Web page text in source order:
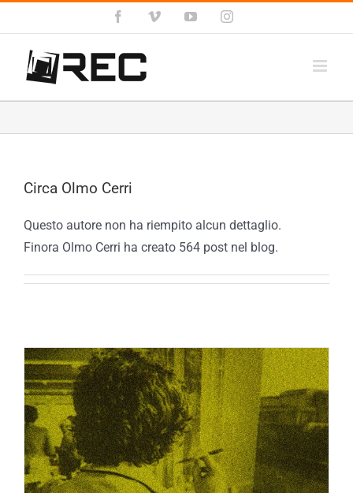
al
contenuto
FacebookVimeo YouTubeInstagram
Circa Olmo Cerri
Questo autore non ha riempito alcun dettaglio.
Finora Olmo Cerri ha creato 564 post nel blog.